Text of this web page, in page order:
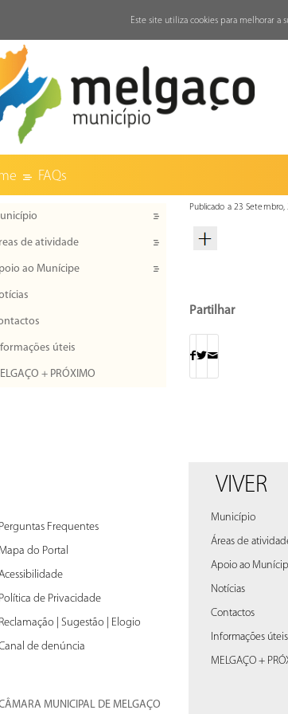
FAQs
Publicado a 23 Setembro,
Partilhar
de atividade
ao Munícipe
úteis
+ PRÓXIMO
Perguntas Frequentes
Mapa do Portal
Política de Privacidade
Reclamação | Sugestão | Elogio
de denúncia
MUNICIPAL DE MELGAÇO
VIVER
Município
Áreas de
Apoio ao
Notícias
Contactos
Informações úteis
MELGAÇO +
Este site utiliza cookies para melhorar a